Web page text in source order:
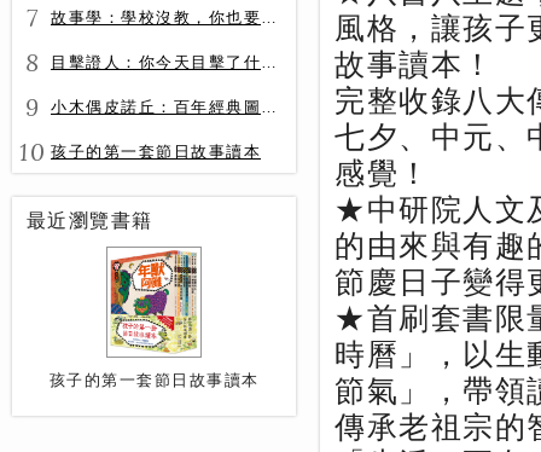
7 故事學：學校沒教，你也要會的表達力
8 目擊證人：你今天目擊了什麼？
9 小木偶皮諾丘：百年經典圖文全譯版
10 孩子的第一套節日故事讀本
最近瀏覽書籍
孩子的第一套節日故事讀本
風格，讓孩子
故事讀本！
完整收錄八大
七夕、中元、
感覺！
★中研院人文
的由來與有趣
節慶日子變得
★首刷套書限
時曆」，以生
節氣」，帶領
傳承老祖宗的